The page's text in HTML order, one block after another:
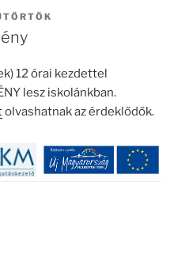
12 órai kezdettel
lesz iskolánkban.
olvashatnak az érdeklődők.